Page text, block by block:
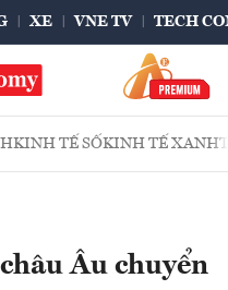
XE VNE TV TECH
KINH TẾ SỐKINH TẾ XANH
Âu chuyển